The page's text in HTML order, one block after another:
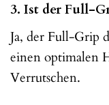
3. Ist der Full-
Ja, der Full-Grip
einen optimalen
Verrutschen.